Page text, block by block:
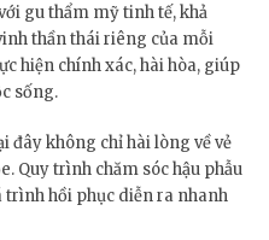
gu thẩm mỹ tinh tế, khả
thần thái riêng của mỗi
hiện chính xác, hài hòa, giúp
sống.
đây không chỉ hài lòng về vẻ
Quy trình chăm sóc hậu phẫu
trình hồi phục diễn ra nhanh